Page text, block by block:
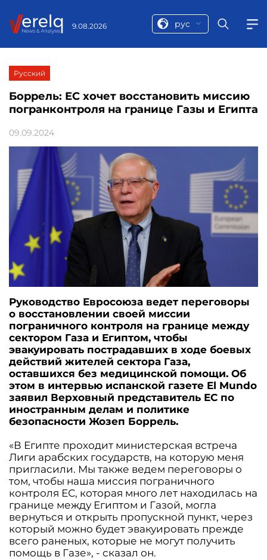
9.08.2026 рус
Русский
Боррель: ЕС хочет восстановить миссию
погранконтроля на границе Газы и Египта
09.09.2024
Руководство Евросоюза ведет переговоры
о восстановлении своей миссии
пограничного контроля на границе между
сектором Газа и Египтом, чтобы
эвакуировать пострадавших в ходе боевых
действий жителей сектора Газа,
оставшихся без медицинской помощи. Об
этом в интервью испанской газете El Mundo
заявил Верховный представитель ЕС по
иностранным делам и политике
безопасности Жозеп Боррель.
«В Египте проходит министерская встреча
Лиги арабских государств, на которую меня
пригласили. Мы также ведем переговоры о
том, чтобы наша миссия пограничного
контроля ЕС, которая много лет находилась на
границе между Египтом и Газой, могла
вернуться и открыть пропускной пункт, через
который можно будет эвакуировать прежде
всего раненых, которые не могут получить
помощь в Газе», - сказал он.